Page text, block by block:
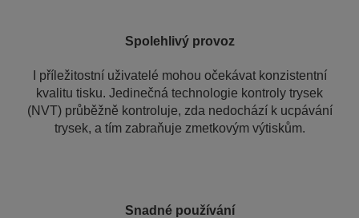
Spolehlivý provoz
I příležitostní uživatelé mohou očekávat konzistentní
kvalitu tisku. Jedinečná technologie kontroly trysek
(NVT) průběžně kontroluje, zda nedochází k ucpávání
trysek, a tím zabraňuje zmetkovým výtiskům.
Snadné používání